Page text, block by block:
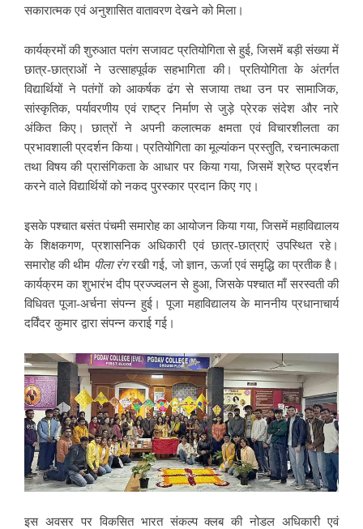
सकारात्मक एवं अनुशासित वातावरण देखने को मिला।
कार्यक्रमों की शुरुआत पतंग सजावट प्रतियोगिता से हुई, जिसमें बड़ी संख्या में
छात्र-छात्राओं ने उत्साहपूर्वक सहभागिता की। प्रतियोगिता के अंतर्गत
विद्यार्थियों ने पतंगों को आकर्षक ढंग से सजाया तथा उन पर सामाजिक,
सांस्कृतिक, पर्यावरणीय एवं राष्ट्र निर्माण से जुड़े प्रेरक संदेश और नारे
अंकित किए। छात्रों ने अपनी कलात्मक क्षमता एवं विचारशीलता का
प्रभावशाली प्रदर्शन किया। प्रतियोगिता का मूल्यांकन प्रस्तुति, रचनात्मकता
तथा विषय की प्रासंगिकता के आधार पर किया गया, जिसमें श्रेष्ठ प्रदर्शन
करने वाले विद्यार्थियों को नकद पुरस्कार प्रदान किए गए।
इसके पश्चात बसंत पंचमी समारोह का आयोजन किया गया, जिसमें महाविद्यालय
के शिक्षकगण, प्रशासनिक अधिकारी एवं छात्र-छात्राएं उपस्थित रहे।
समारोह की थीम पीला रंगरखी गई, जो ज्ञान, ऊर्जा एवं समृद्धि का प्रतीक है।
कार्यक्रम का शुभारंभ दीप प्रज्ज्वलन से हुआ, जिसके पश्चात माँ सरस्वती की
विधिवत पूजा-अर्चना संपन्न हुई। पूजा महाविद्यालय के माननीय प्रधानाचार्य
दर्विंदर कुमार द्वारा संपन्न कराई गई।
इस अवसर पर विकसित भारत संकल्प क्लब की नोडल अधिकारी एवं